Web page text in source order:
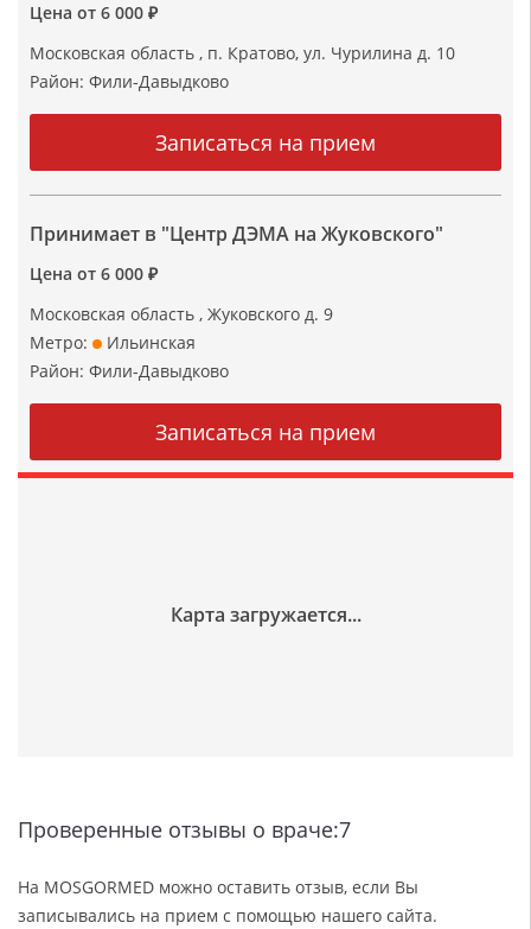
Цена от 6 000 ₽
Московская область , п. Кратово, ул. Чурилина д. 10
Район: Фили-Давыдково
Принимает в "Центр ДЭМА на Жуковского"
Цена от 6 000 ₽
Московская область , Жуковского д. 9
Метро:
Ильинская
Район: Фили-Давыдково
Проверенные отзывы о враче:7
На MOSGORMED можно оставить отзыв, если Вы
записывались на прием с помощью нашего сайта.